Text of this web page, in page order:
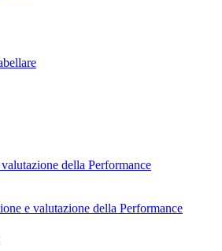
della Performance
e valutazione della Performance